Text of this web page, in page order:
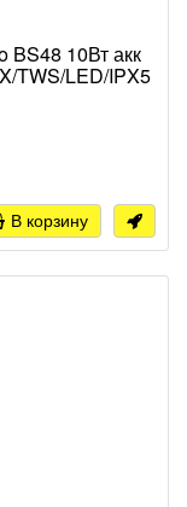
BS48 10Вт акк
TWS/LED/IPX5
В корзину